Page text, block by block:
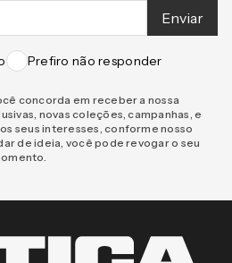
Enviar
Prefiro não responder
concorda em receber a nossa
novas coleções, campanhas, e
seus interesses, conforme nosso
de ideia, você pode revogar o seu